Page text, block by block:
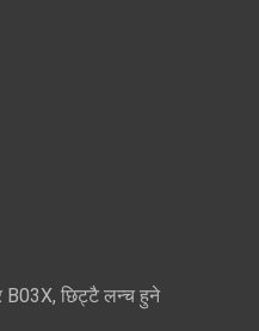
B03X, छिट्टै लन्च हुने